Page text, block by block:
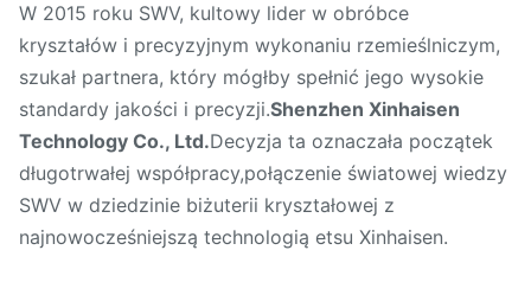
W 2015 roku SWV, kultowy lider w obróbce
kryształów i precyzyjnym wykonaniu rzemieślniczym,
szukał partnera, który mógłby spełnić jego wysokie
standardy jakości i precyzji.Shenzhen Xinhaisen
Technology Co., Ltd.Decyzja ta oznaczała początek
długotrwałej współpracy,połączenie światowej wiedzy
SWV w dziedzinie biżuterii kryształowej z
najnowocześniejszą technologią etsu Xinhaisen.